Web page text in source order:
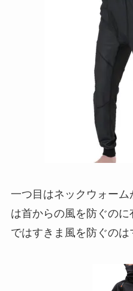
一つ目はネックウォー
は首からの風を防ぐの
ではすきま風を防ぐのは